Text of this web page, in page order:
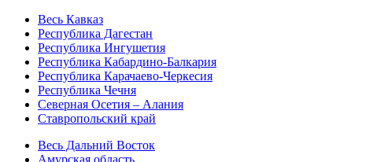
Весь Кавказ
Республика Дагестан
Республика Ингушетия
Республика Кабардино-Балкария
Республика Карачаево-Черкесия
Республика Чечня
Северная Осетия – Алания
Ставропольский край
Весь Дальний Восток
Амурская область